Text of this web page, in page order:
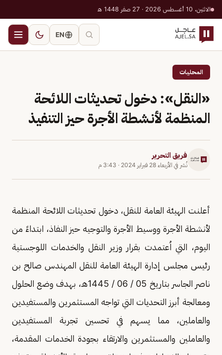
الاثنين، 10 أغسطس 2026 · 27 صفر 1448 هـ
EN
المحليات
«النقل»: دخول تحديثات اللائحة
المنظمة لأنشطة الأجرة حيز التنفيذ
فريق التحرير
نُشر في الأربعاء 28 فبراير 2024 · 3:43 م
أعلنت الهيئة العامة للنقل، دخول تحديثات اللائحة المنظمة
لأنشطة الأجرة ووسيط الأجرة والتوجيه حيز النفاذ، ابتداءً من
اليوم، التي اُعتمدت بقرار وزير النقل والخدمات اللوجستية
رئيس مجلس إدارة الهيئة العامة للنقل المهندس صالح بن
ناصر الجاسر بتاريخ 05 / 06 / 1445هـ، بهدف وضع الحلول
ومعالجة أبرز التحديات التي تواجه المستثمرين والمستفيدين
والعاملين، مما يسهم في تحسين تجربة المستفيدين
والعاملين والمستثمرين والارتقاء بجودة الخدمات المقدمة،